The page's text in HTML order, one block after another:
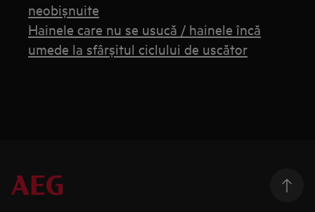
neobişnuite
Hainele care nu se usucă / hainele încă
umede la sfârșitul ciclului de uscător